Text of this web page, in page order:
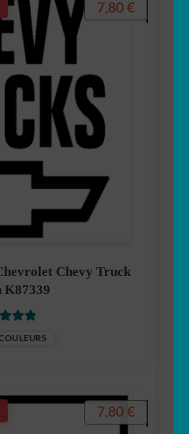
Chevy Truck
K87339
7,80 €
7,80 €